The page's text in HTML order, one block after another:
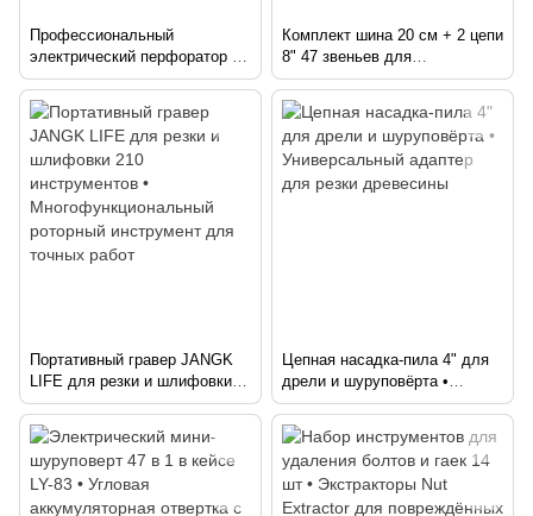
Профессиональный
электрический перфоратор в
кейсе · Инструмент для
сверления бетона
Комплект шина 20 см + 2 цепи
8" 47 звеньев для
аккумуляторной пилы
Портативный гравер JANGK
LIFE для резки и шлифовки
210 инструментов •
Многофункциональный
роторный инструмент для
точных работ
Цепная насадка-пила 4" для
дрели и шуруповёрта •
Универсальный адаптер для
резки древесины